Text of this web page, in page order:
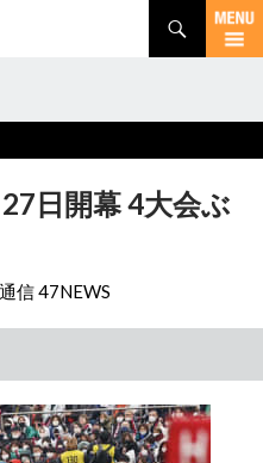
日開幕 4大会ぶ
信 47NEWS